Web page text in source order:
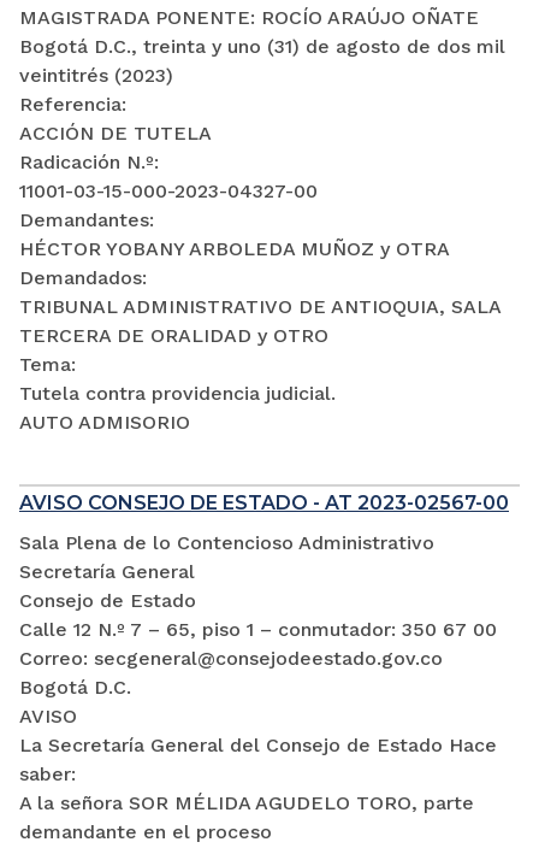
MAGISTRADA PONENTE: ROCÍO ARAÚJO OÑATE
Bogotá D.C., treinta y uno (31) de agosto de dos mil
veintitrés (2023)
Referencia:
ACCIÓN DE TUTELA
Radicación N.º:
11001-03-15-000-2023-04327-00
Demandantes:
HÉCTOR YOBANY ARBOLEDA MUÑOZ y OTRA
Demandados:
TRIBUNAL ADMINISTRATIVO DE ANTIOQUIA, SALA
TERCERA DE ORALIDAD y OTRO
Tema:
Tutela contra providencia judicial.
AUTO ADMISORIO
AVISO CONSEJO DE ESTADO - AT 2023-02567-00
Sala Plena de lo Contencioso Administrativo
Secretaría General
Consejo de Estado
Calle 12 N.º 7 – 65, piso 1 – conmutador: 350 67 00
Correo: secgeneral@consejodeestado.gov.co
Bogotá D.C.
AVISO
La Secretaría General del Consejo de Estado Hace
saber:
A la señora SOR MÉLIDA AGUDELO TORO, parte
demandante en el proceso